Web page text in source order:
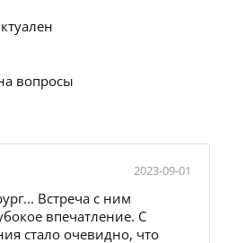
вопросы
2023-09-01
Встреча с ним
впечатление. С
стало очевидно, что